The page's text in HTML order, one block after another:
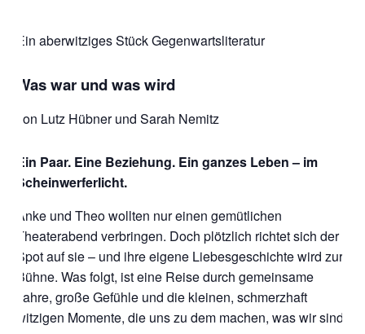
Ein aberwitziges Stück Gegenwartsliteratur
Was war und was wird
von Lutz Hübner und Sarah Nemitz
Ein Paar. Eine Beziehung. Ein ganzes Leben – im
Scheinwerferlicht.
Anke und Theo wollten nur einen gemütlichen
Theaterabend verbringen. Doch plötzlich richtet sich der
Spot auf sie – und ihre eigene Liebesgeschichte wird zur
Bühne. Was folgt, ist eine Reise durch gemeinsame
Jahre, große Gefühle und die kleinen, schmerzhaft
witzigen Momente, die uns zu dem machen, was wir sind.